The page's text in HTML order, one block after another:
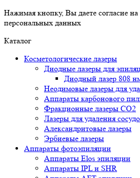
Нажимая кнопку, Вы даете согласие на
персональных данных
Каталог
Косметологические лазеры
Диодные лазеры для
Диодный лазер 808
Неодимовые лазеры для
Аппараты карбонового
Фракционные лазеры CO2
Лазеры для удаления
Александритовые лазеры
Эрбиевые лазеры
Аппараты фотоэпиляции
Аппараты Elos эпиляции
Аппараты IPL и SHR